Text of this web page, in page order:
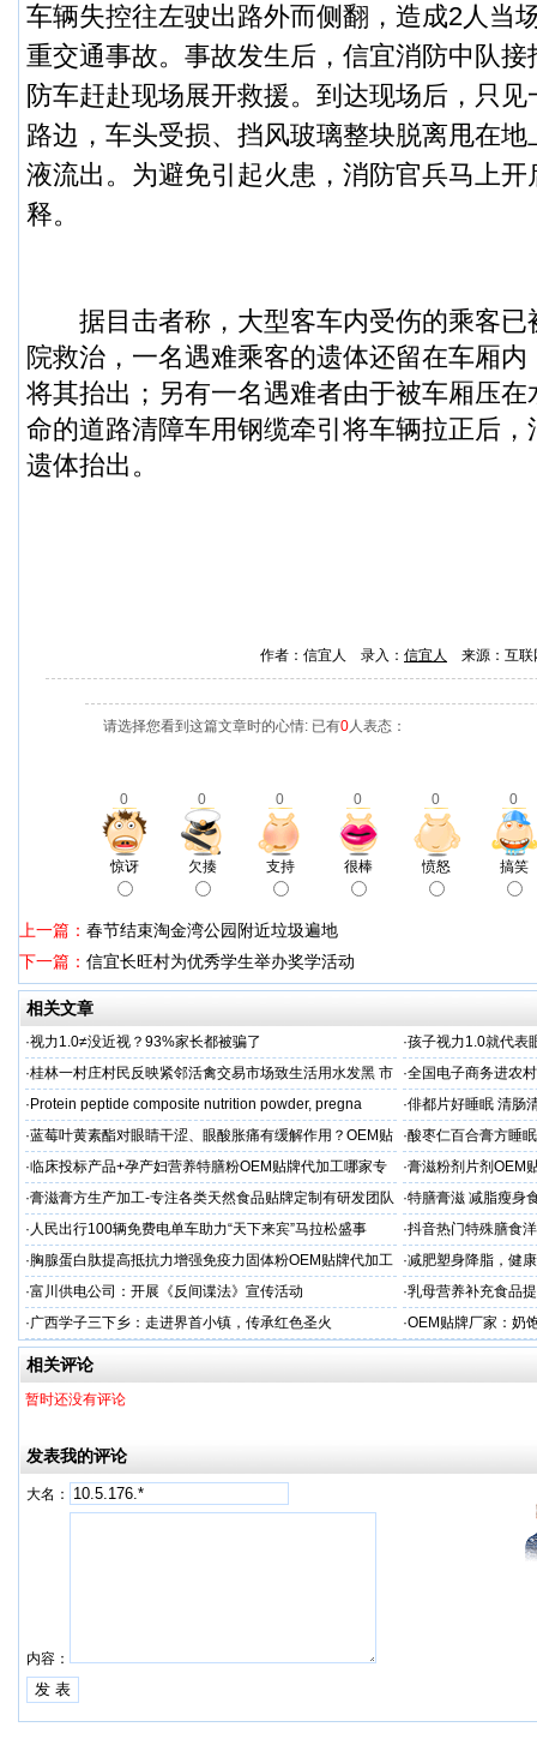
车辆失控往左驶出路外而侧翻，造成2人当
重交通事故。 事故发生后，信宜消防中队
防车赶赴现场展开救援。到达现场后，只
路边，车头受损、挡风玻璃整块脱离甩在
液流出。为避免引起火患，消防官兵马上
释。
据目击者称，大型客车内受伤的乘客已
院救治，一名遇难乘客的遗体还留在车厢
将其抬出；另有一名遇难者由于被车厢压
命的道路清障车用钢缆牵引将车辆拉正后
遗体抬出。
作者：信宜人 录入： 信宜人 来源：互
请选择您看到这篇文章时的心情: 已有0人表态：
0 0 0 0 0 0
惊讶 欠揍 支持 很棒 愤怒 搞笑
上一篇： 春节结束淘金湾公园附近垃圾遍地
下一篇： 信宜长旺村为优秀学生举办奖学活动
相关文章
·视力1.0≠没近视？93%家长都被骗了 ·孩子视力1.0就代表
·桂林一村庄村民反映紧邻活禽交易市场致生活用水发黑 市
场称属“造谣”，联合调查组介入调查
·全国电子商务进农
利开班
· Protein peptide composite nutrition powder, pregna ·俳都片好睡眠 清肠
·蓝莓叶黄素酯对眼睛干涩、眼酸胀痛有缓解作用？OEM贴
牌代工
·酸枣仁百合膏方睡
厂
·临床投标产品+孕产妇营养特膳粉OEM贴牌代加工哪家专
业
·膏滋粉剂片剂OEM
·膏滋膏方生产加工-专注各类天然食品贴牌定制有研发团队
厂家
·特膳膏滋 减脂瘦身
务商
· 人民出行100辆免费电单车助力“天下来宾”马拉松盛事 ·抖音热门特殊膳食
牌加工
· 胸腺蛋白肽提高抵抗力增强免疫力固体粉OEM贴牌代加工
服务商
·减肥塑身降脂，健
服务商
·富川供电公司：开展《反间谍法》宣传活动 ·乳母营养补充食品
工
·广西学子三下乡：走进界首小镇，传承红色圣火 ·OEM贴牌厂家：奶
一步！
相关评论
暂时还没有评论
发表我的评论
大名：
内容：